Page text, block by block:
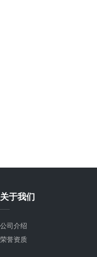
关于我们
公司介绍
荣誉资质